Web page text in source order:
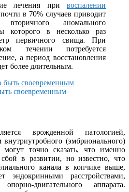
лечения при воспалении
в 70% случаев приводит
аномального
которого в несколько раз
первичного свища. При
течении потребуется
а период восстановления
более длительным.
своевременным
врожденной патологией,
внутриутробного (эмбрионального)
точно сказать, что именно
в развитии, но известно, что
канала в копчике выше,
эндокринными расстройствами,
двигательного аппарата.